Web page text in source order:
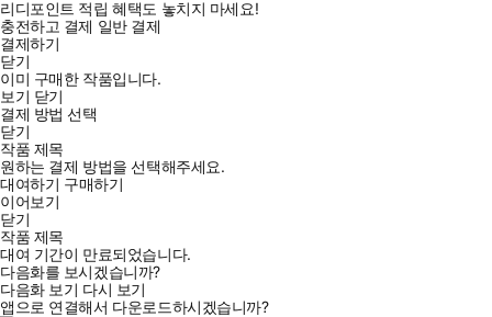
리디포인트 적립 혜택도 놓치지 마세요!
충전하고 결제 일반 결제
결제하기
닫기
이미 구매한 작품입니다.
보기 닫기
결제 방법 선택
닫기
작품 제목
원하는 결제 방법을 선택해주세요.
대여하기 구매하기
이어보기
닫기
작품 제목
대여 기간이 만료되었습니다.
다음화를 보시겠습니까?
다음화 보기 다시 보기
앱으로 연결해서 다운로드하시겠습니까?